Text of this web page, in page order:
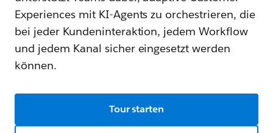
Experiences mit KI-Agents zu orchestrieren, die
bei jeder Kundeninteraktion, jedem Workflow
und jedem Kanal sicher eingesetzt werden
können.
Tour starten